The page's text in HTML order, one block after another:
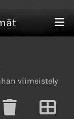
viimeistely